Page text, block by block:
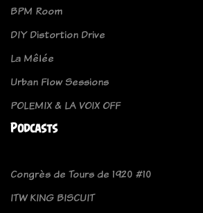
BPM Room
DIY Distortion Drive
La Mêlée
Urban Flow Sessions
POLEMIX & LA VOIX OFF
Podcasts
Congrès de Tours de 1920 #10
ITW KING BISCUIT